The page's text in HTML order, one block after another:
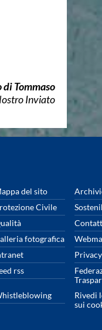
di Tommaso
Inviato
del sito
Civile
fotografica
Privacy
rss
Rivedi
sui